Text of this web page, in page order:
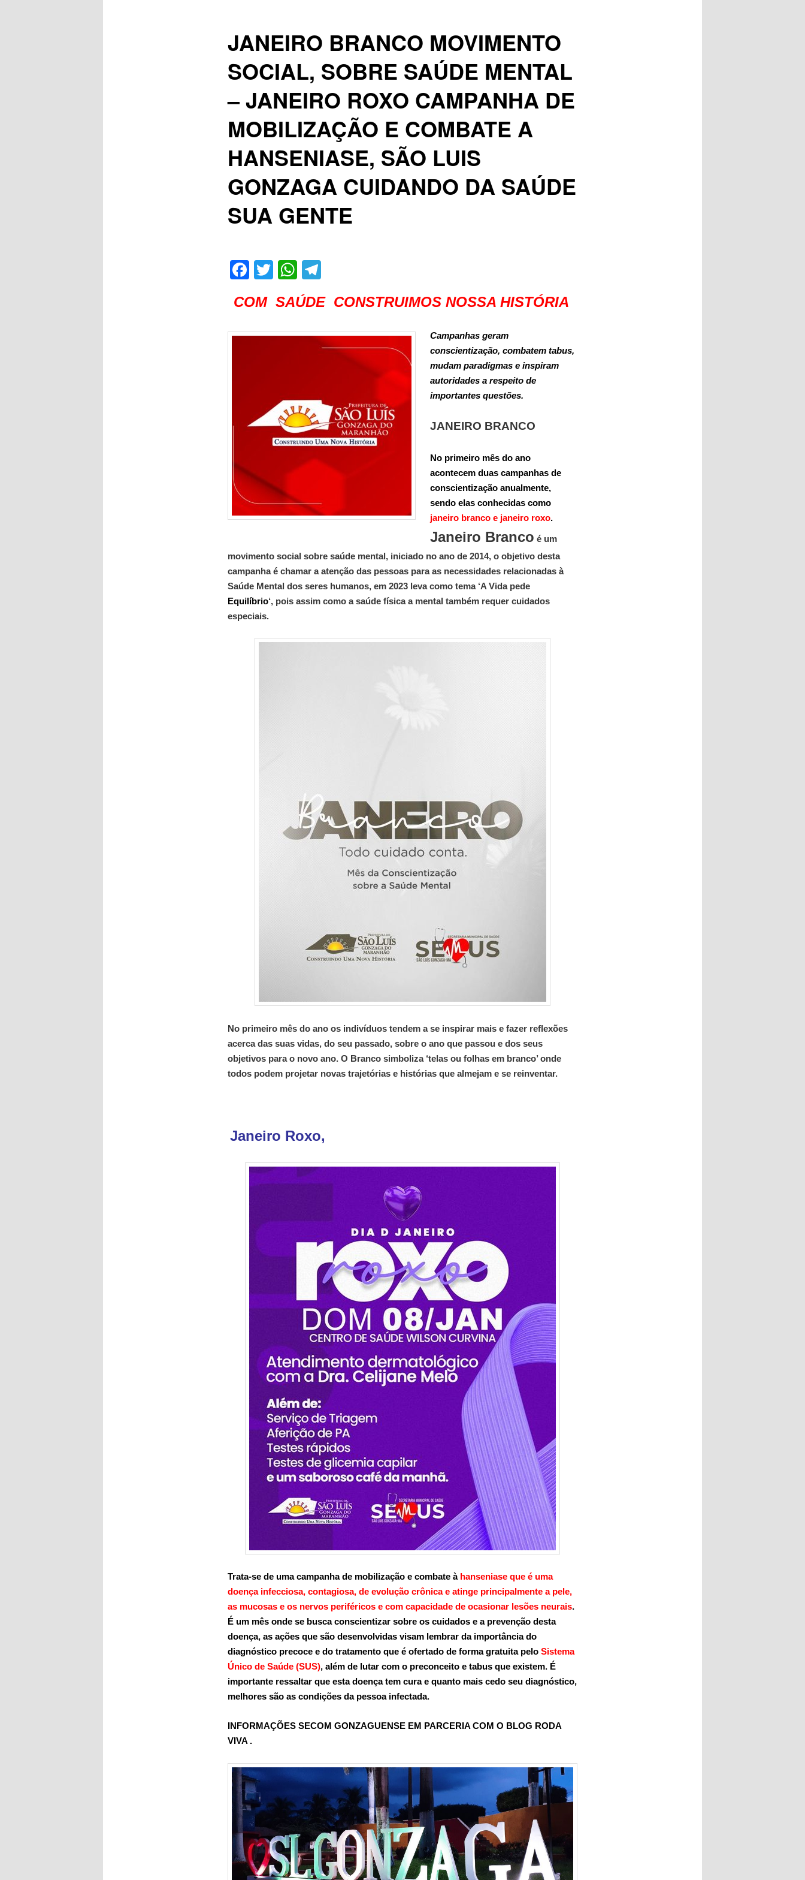
JANEIRO BRANCO MOVIMENTO
SOCIAL, SOBRE SAÚDE MENTAL
– JANEIRO ROXO CAMPANHA DE
MOBILIZAÇÃO E COMBATE A
HANSENIASE, SÃO LUIS
GONZAGA CUIDANDO DA SAÚDE
SUA GENTE
Facebook
TwitterWhatsApp
Telegram
COM SAÚDE CONSTRUIMOS NOSSA HISTÓRIA
Campanhas geram
conscientização, combatem tabus,
mudam paradigmas e inspiram
autoridades a respeito de
importantes questões.
JANEIRO BRANCO
No primeiro mês do ano
acontecem duas campanhas de
conscientização anualmente,
sendo elas conhecidas como
janeiro branco e janeiro roxo.
Janeiro Branco é um
movimento social sobre saúde mental, iniciado no ano de 2014, o objetivo desta
campanha é chamar a atenção das pessoas para as necessidades relacionadas à
Saúde Mental dos seres humanos, em 2023 leva como tema ‘A Vida pede
Equilíbrio‘, pois assim como a saúde física a mental também requer cuidados
especiais.
No primeiro mês do ano os indivíduos tendem a se inspirar mais e fazer reflexões
acerca das suas vidas, do seu passado, sobre o ano que passou e dos seus
objetivos para o novo ano. O Branco simboliza ‘telas ou folhas em branco’ onde
todos podem projetar novas trajetórias e histórias que almejam e se reinventar.
Janeiro Roxo,
Trata-se de uma campanha de mobilização e combate à hanseniase que é uma
doença infecciosa, contagiosa, de evolução crônica e atinge principalmente a pele,
as mucosas e os nervos periféricos e com capacidade de ocasionar lesões neurais.
É um mês onde se busca conscientizar sobre os cuidados e a prevenção desta
doença, as ações que são desenvolvidas visam lembrar da importância do
diagnóstico precoce e do tratamento que é ofertado de forma gratuita pelo Sistema
Único de Saúde (SUS), além de lutar com o preconceito e tabus que existem. É
importante ressaltar que esta doença tem cura e quanto mais cedo seu diagnóstico,
melhores são as condições da pessoa infectada.
INFORMAÇÕES SECOM GONZAGUENSE EM PARCERIA COM O BLOG RODA
VIVA .